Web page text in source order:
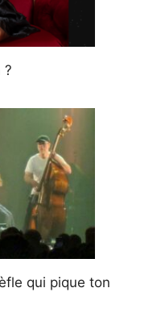
?
qui pique ton